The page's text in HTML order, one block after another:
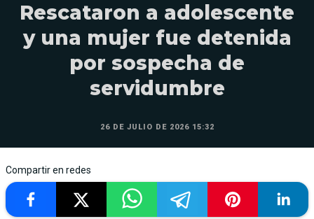
Rescataron a adolescente
y una mujer fue detenida
por sospecha de
servidumbre
26 DE JULIO DE 2026 15:32
Compartir en redes